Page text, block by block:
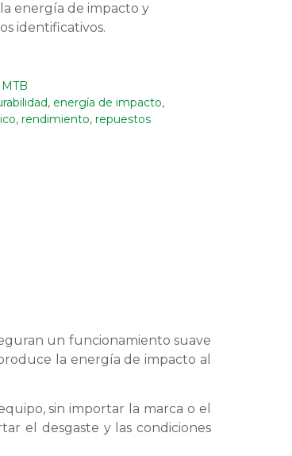
energía de impacto y
identificativos.
, energía de impacto,
, rendimiento, repuestos
un funcionamiento suave
la energía de impacto al
sin importar la marca o el
el desgaste y las condiciones